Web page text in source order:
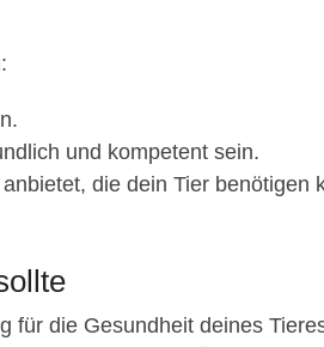
und kompetent sein.
die dein Tier benötigen
für die Gesundheit deines